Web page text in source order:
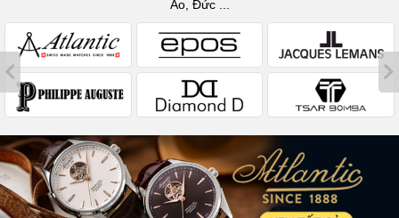
Áo, Đức ...